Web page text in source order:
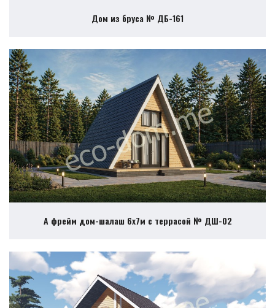
Дом из бруса № ДБ-161
А фрейм дом-шалаш 6х7м с террасой № ДШ-02